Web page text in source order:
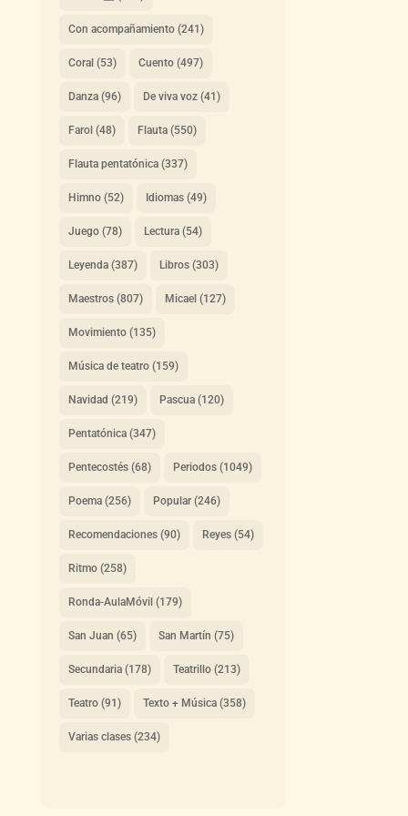
Con acompañamiento(241)
Coral (53) Cuento(497)
Danza(96) De viva voz(41)
Farol (48) Flauta(550)
Flauta pentatónica(337)
Himno(52) Idiomas(49)
Juego(78) Lectura(54)
Leyenda(387) Libros(303)
Maestros(807) Micael (127)
Movimiento(135)
Música de teatro(159)
Navidad (219) Pascua(120)
Pentatónica(347)
Pentecostés(68) Periodos(1049)
Poema(256) Popular(246)
Recomendaciones(90) Reyes(54)
Ritmo(258)
Ronda-AulaMóvil (179)
San Juan (65) San Martín (75)
Secundaria(178) Teatrillo(213)
Teatro(91) Texto + Música(358)
Varias clases(234)